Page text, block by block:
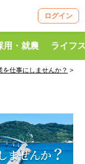
ログイン
用・就農 ライフ
仕事にしませんか？ >